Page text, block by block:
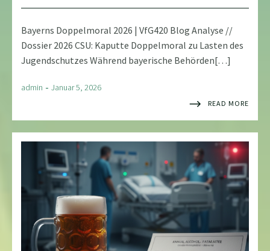
Bayerns Doppelmoral 2026 | VfG420 Blog Analyse //
Dossier 2026 CSU: Kaputte Doppelmoral zu Lasten des
Jugendschutzes Während bayerische Behörden[…]
admin - Januar 5, 2026
READ MORE